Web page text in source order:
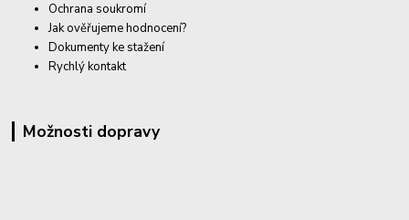
Ochrana soukromí
Jak ověřujeme hodnocení?
Dokumenty ke stažení
Rychlý kontakt
Možnosti dopravy